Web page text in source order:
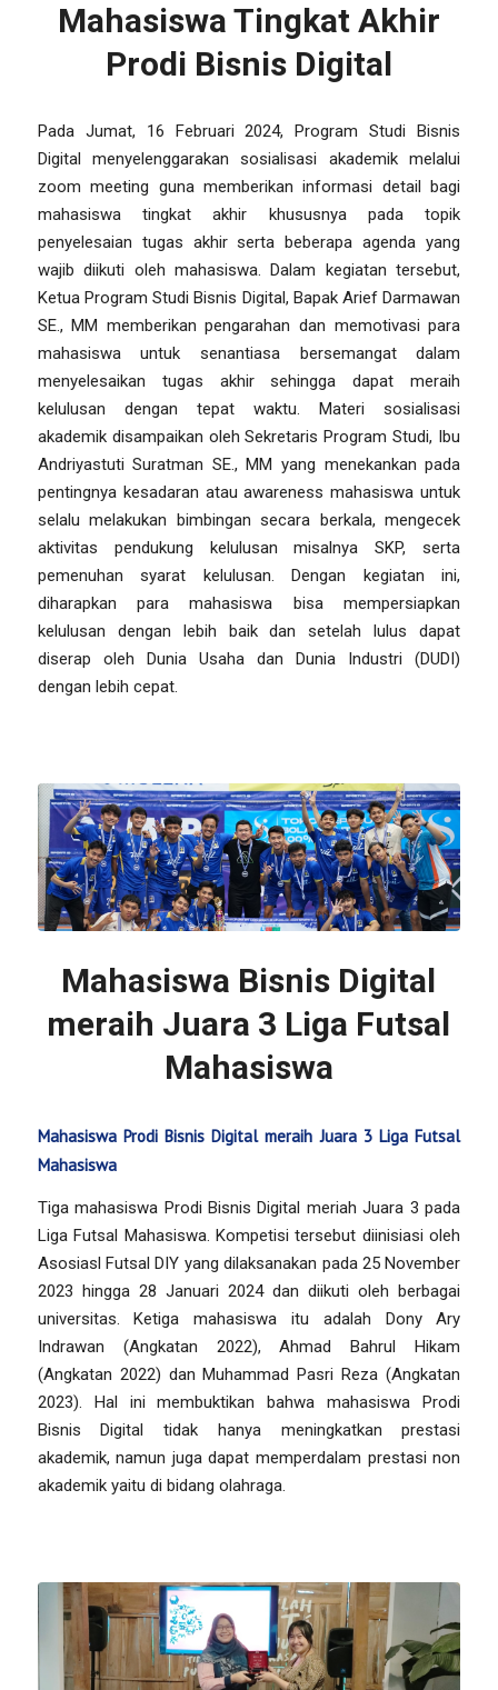
Mahasiswa Tingkat Akhir
Prodi Bisnis Digital
Pada Jumat, 16 Februari 2024, Program Studi Bisnis
Digital menyelenggarakan sosialisasi akademik melalui
zoom meeting guna memberikan informasi detail bagi
mahasiswa tingkat akhir khususnya pada topik
penyelesaian tugas akhir serta beberapa agenda yang
wajib diikuti oleh mahasiswa. Dalam kegiatan tersebut,
Ketua Program Studi Bisnis Digital, Bapak Arief Darmawan
SE., MM memberikan pengarahan dan memotivasi para
mahasiswa untuk senantiasa bersemangat dalam
menyelesaikan tugas akhir sehingga dapat meraih
kelulusan dengan tepat waktu. Materi sosialisasi
akademik disampaikan oleh Sekretaris Program Studi, Ibu
Andriyastuti Suratman SE., MM yang menekankan pada
pentingnya kesadaran atau awareness mahasiswa untuk
selalu melakukan bimbingan secara berkala, mengecek
aktivitas pendukung kelulusan misalnya SKP, serta
pemenuhan syarat kelulusan. Dengan kegiatan ini,
diharapkan para mahasiswa bisa mempersiapkan
kelulusan dengan lebih baik dan setelah lulus dapat
diserap oleh Dunia Usaha dan Dunia Industri (DUDI)
dengan lebih cepat.
Mahasiswa Bisnis Digital
meraih Juara 3 Liga Futsal
Mahasiswa
Mahasiswa Prodi Bisnis Digital meraih Juara 3 Liga Futsal
Mahasiswa
Tiga mahasiswa Prodi Bisnis Digital meriah Juara 3 pada
Liga Futsal Mahasiswa. Kompetisi tersebut diinisiasi oleh
Asosiasl Futsal DIY yang dilaksanakan pada 25 November
2023 hingga 28 Januari 2024 dan diikuti oleh berbagai
universitas. Ketiga mahasiswa itu adalah Dony Ary
Indrawan (Angkatan 2022), Ahmad Bahrul Hikam
(Angkatan 2022) dan Muhammad Pasri Reza (Angkatan
2023). Hal ini membuktikan bahwa mahasiswa Prodi
Bisnis Digital tidak hanya meningkatkan prestasi
akademik, namun juga dapat memperdalam prestasi non
akademik yaitu di bidang olahraga.